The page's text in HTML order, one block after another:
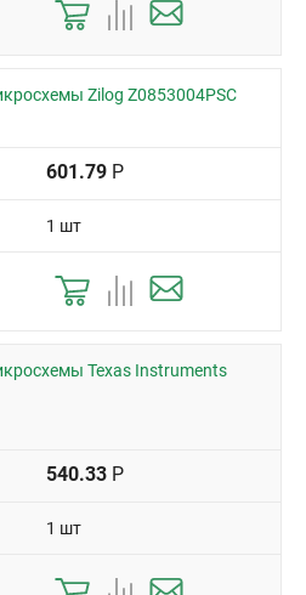
Zilog Z0853004PSC
601.79 Р
1 шт
Texas Instruments
540.33 Р
1 шт